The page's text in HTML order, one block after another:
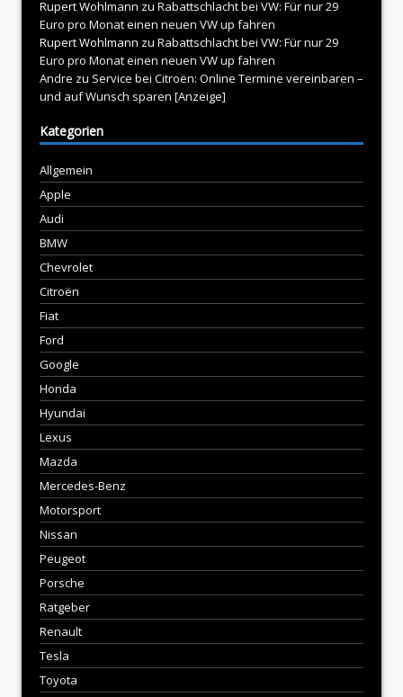
Rupert Wohlmann zu Rabattschlacht bei VW: Für nur 29
Euro pro Monat einen neuen VW up fahren
Rupert Wohlmann zu Rabattschlacht bei VW: Für nur 29
Euro pro Monat einen neuen VW up fahren
Andre zu Service bei Citroën: Online Termine vereinbaren –
und auf Wunsch sparen [Anzeige]
Kategorien
Allgemein
Apple
Audi
BMW
Chevrolet
Citroën
Fiat
Ford
Google
Honda
Hyundai
Lexus
Mazda
Mercedes-Benz
Motorsport
Nissan
Peugeot
Porsche
Ratgeber
Renault
Tesla
Toyota